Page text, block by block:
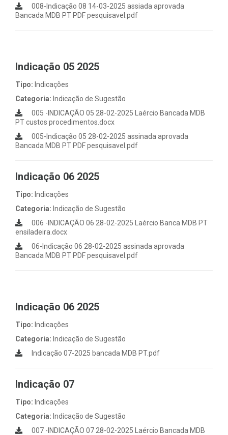
008-Indicação 08 14-03-2025 assiada aprovada
Bancada MDB PT PDF pesquisavel.pdf
Indicação 05 2025
Tipo: Indicações
Categoria: Indicação de Sugestão
005 -INDICAÇÃO 05 28-02-2025 Laércio Bancada MDB
PT custos procedimentos.docx
005-Indicação 05 28-02-2025 assinada aprovada
Bancada MDB PT PDF pesquisavel.pdf
Indicação 06 2025
Tipo: Indicações
Categoria: Indicação de Sugestão
006 -INDICAÇÃO 06 28-02-2025 Laércio Banca MDB PT
ensiladeira.docx
06-Indicação 06 28-02-2025 assinada aprovada
Bancada MDB PT PDF pesquisavel.pdf
Indicação 06 2025
Tipo: Indicações
Categoria: Indicação de Sugestão
Indicação 07-2025 bancada MDB PT.pdf
Indicação 07
Tipo: Indicações
Categoria: Indicação de Sugestão
007 -INDICAÇÃO 07 28-02-2025 Laércio Bancada MDB